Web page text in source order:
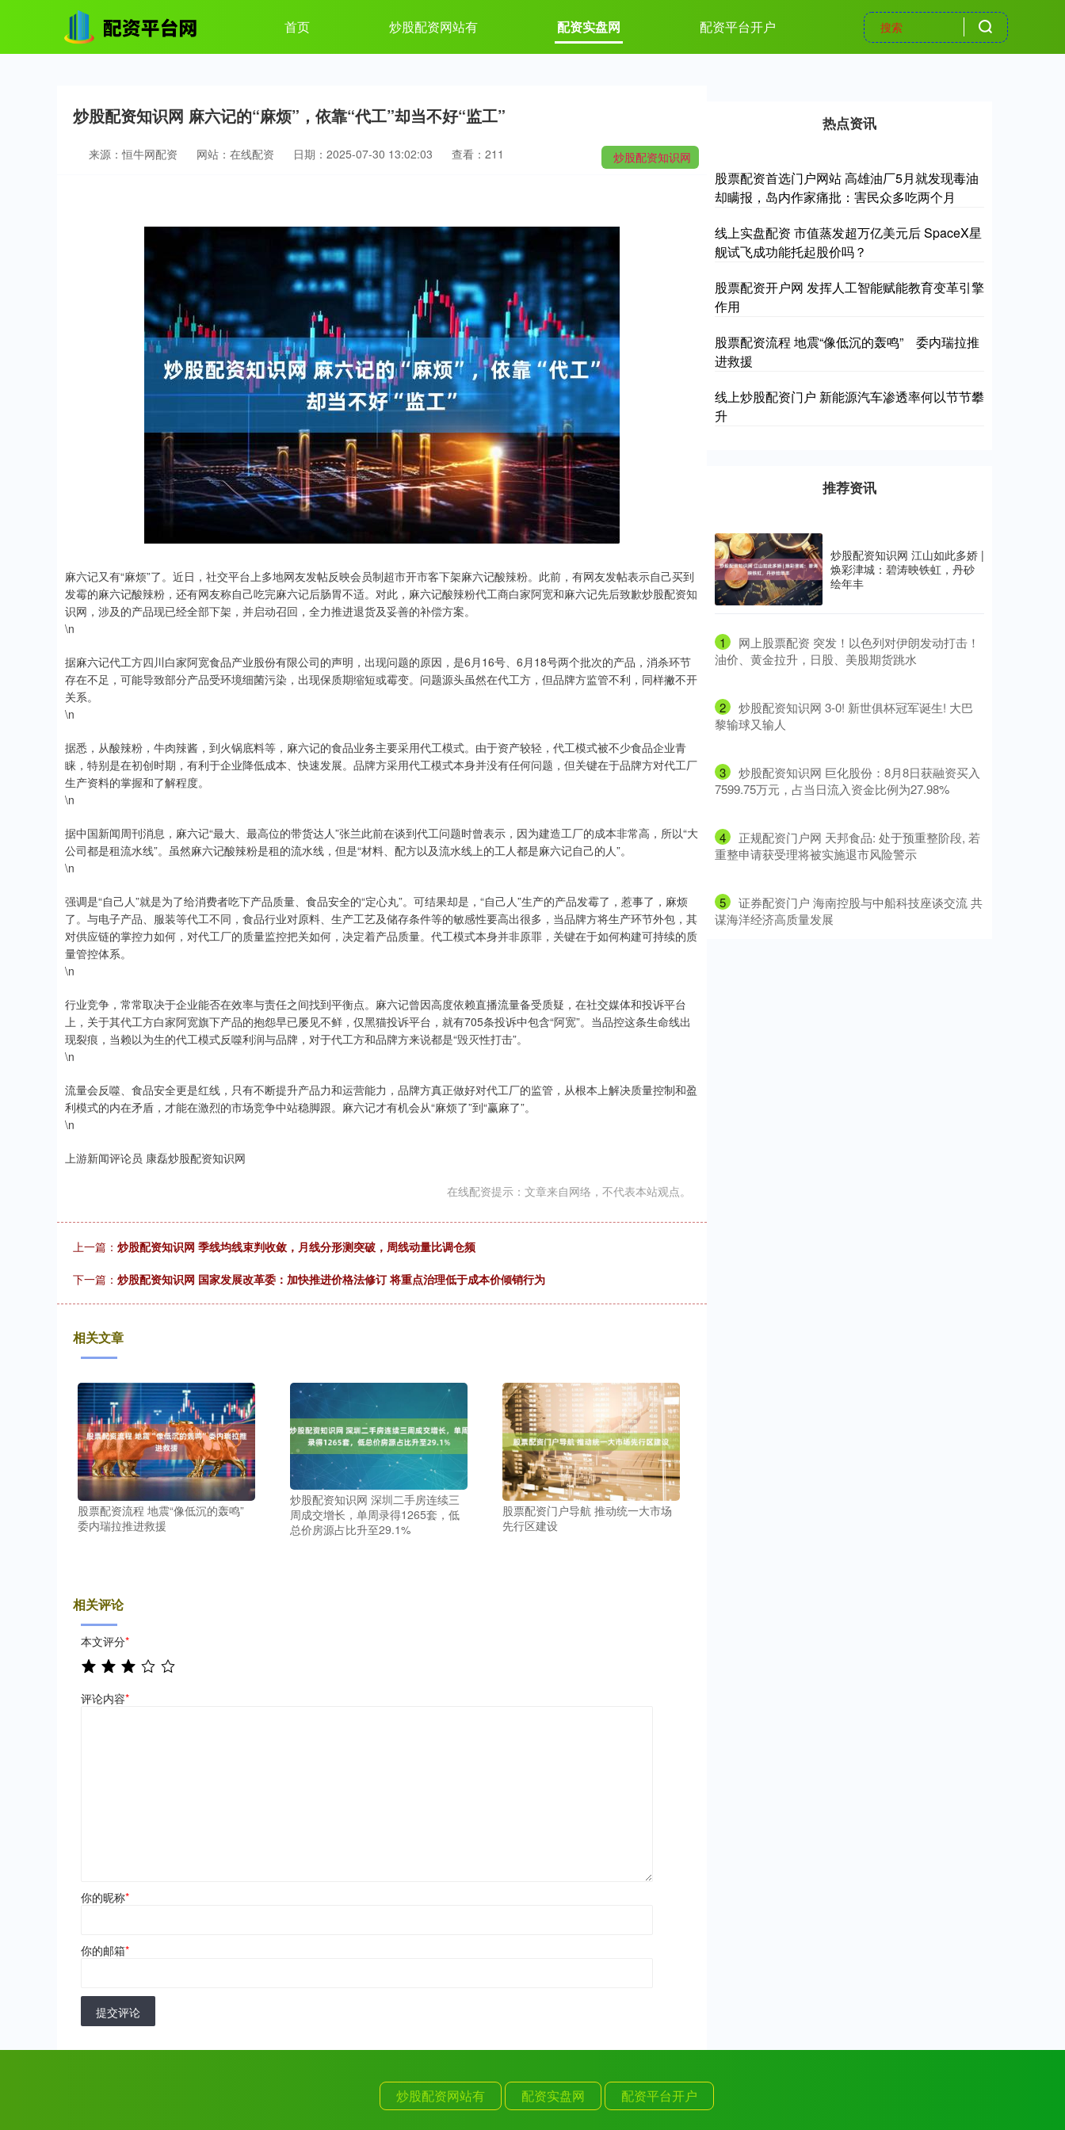
首页 炒股配资网站有 配资实盘网 配资平台开户
炒股配资知识网 麻六记的“麻烦”，依靠“代工”却当不好“监工”
炒股配资知识网
来源：恒牛网配资 网站：在线配资 日期：2025-07-30 13:02:03 查看：211
麻六记又有“麻烦”了。近日，社交平台上多地网友发帖反映会员制超市开市客下架麻六记酸辣粉。此前，有网友发帖表示自己买到
发霉的麻六记酸辣粉，还有网友称自己吃完麻六记后肠胃不适。对此，麻六记酸辣粉代工商白家阿宽和麻六记先后致歉炒股配资知
识网，涉及的产品现已经全部下架，并启动召回，全力推进退货及妥善的补偿方案。
\n
据麻六记代工方四川白家阿宽食品产业股份有限公司的声明，出现问题的原因，是6月16号、6月18号两个批次的产品，消杀环节
存在不足，可能导致部分产品受环境细菌污染，出现保质期缩短或霉变。问题源头虽然在代工方，但品牌方监管不利，同样撇不开
关系。
\n
据悉，从酸辣粉，牛肉辣酱，到火锅底料等，麻六记的食品业务主要采用代工模式。由于资产较轻，代工模式被不少食品企业青
睐，特别是在初创时期，有利于企业降低成本、快速发展。品牌方采用代工模式本身并没有任何问题，但关键在于品牌方对代工厂
生产资料的掌握和了解程度。
\n
据中国新闻周刊消息，麻六记“最大、最高位的带货达人”张兰此前在谈到代工问题时曾表示，因为建造工厂的成本非常高，所以“大
公司都是租流水线”。虽然麻六记酸辣粉是租的流水线，但是“材料、配方以及流水线上的工人都是麻六记自己的人”。
\n
强调是“自己人”就是为了给消费者吃下产品质量、食品安全的“定心丸”。可结果却是，“自己人”生产的产品发霉了，惹事了，麻烦
了。与电子产品、服装等代工不同，食品行业对原料、生产工艺及储存条件等的敏感性要高出很多，当品牌方将生产环节外包，其
对供应链的掌控力如何，对代工厂的质量监控把关如何，决定着产品质量。代工模式本身并非原罪，关键在于如何构建可持续的质
量管控体系。
\n
行业竞争，常常取决于企业能否在效率与责任之间找到平衡点。麻六记曾因高度依赖直播流量备受质疑，在社交媒体和投诉平台
上，关于其代工方白家阿宽旗下产品的抱怨早已屡见不鲜，仅黑猫投诉平台，就有705条投诉中包含“阿宽”。当品控这条生命线出
现裂痕，当赖以为生的代工模式反噬利润与品牌，对于代工方和品牌方来说都是“毁灭性打击”。
\n
流量会反噬、食品安全更是红线，只有不断提升产品力和运营能力，品牌方真正做好对代工厂的监管，从根本上解决质量控制和盈
利模式的内在矛盾，才能在激烈的市场竞争中站稳脚跟。麻六记才有机会从“麻烦了”到“赢麻了”。
\n
上游新闻评论员 康磊炒股配资知识网
在线配资提示：文章来自网络，不代表本站观点。
上一篇： 炒股配资知识网 季线均线束判收敛，月线分形测突破，周线动量比调仓频
下一篇： 炒股配资知识网 国家发展改革委：加快推进价格法修订 将重点治理低于成本价倾销行为
相关文章
股票配资流程 地震“像低沉的轰鸣”
委内瑞拉推进救援
炒股配资知识网 深圳二手房连续三
周成交增长，单周录得1265套，低
总价房源占比升至29.1%
股票配资门户导航 推动统一大市场
先行区建设
相关评论
本文评分*
评论内容*
你的昵称*
你的邮箱*
提交评论
热点资讯
股票配资首选门户网站 高雄油厂5月就发现毒油
却瞒报，岛内作家痛批：害民众多吃两个月
线上实盘配资 市值蒸发超万亿美元后 SpaceX星
舰试飞成功能托起股价吗？
股票配资开户网 发挥人工智能赋能教育变革引擎
作用
股票配资流程 地震“像低沉的轰鸣” 委内瑞拉推
进救援
线上炒股配资门户 新能源汽车渗透率何以节节攀
升
推荐资讯
炒股配资知识网 江山如此多娇 |
焕彩津城：碧涛映铁虹，丹砂
绘年丰
1
​网上股票配资 突发！以色列对伊朗发动打击！
油价、黄金拉升，日股、美股期货跳水
2
​炒股配资知识网 3-0! 新世俱杯冠军诞生! 大巴
黎输球又输人
3
​炒股配资知识网 巨化股份：8月8日获融资买入
7599.75万元，占当日流入资金比例为27.98%
4
​正规配资门户网 天邦食品: 处于预重整阶段, 若
重整申请获受理将被实施退市风险警示
5
​证券配资门户 海南控股与中船科技座谈交流 共
谋海洋经济高质量发展
炒股配资网站有 配资实盘网 配资平台开户